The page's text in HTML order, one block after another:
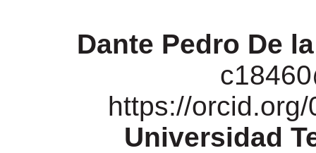
Dante Pedro De
https://
Universidad